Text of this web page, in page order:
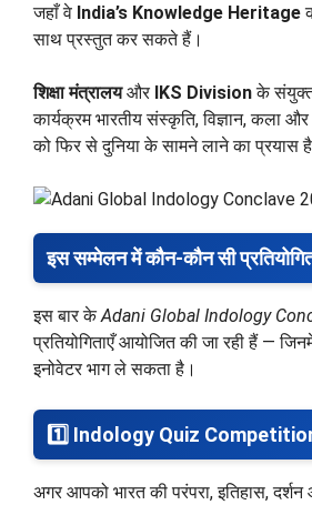
जहाँ वे India’s Knowledge Heritage
साथ प्रस्तुत कर सकते हैं।
शिक्षा मंत्रालयऔर IKS Divisionके
कार्यक्रम भारतीय संस्कृति, विज्ञान, कला
को फिर से दुनिया के सामने लाने का प्रयास
इस सम्मेलन में कौन-कौन सी
इस बार केAdani Global Indology
प्रतियोगिताएँ आयोजित की जा रही हैं —
इनोवेटर भाग ले सकता है।
1️⃣ Indology Quiz
अगर आपको भारत की परंपरा, इतिहास,